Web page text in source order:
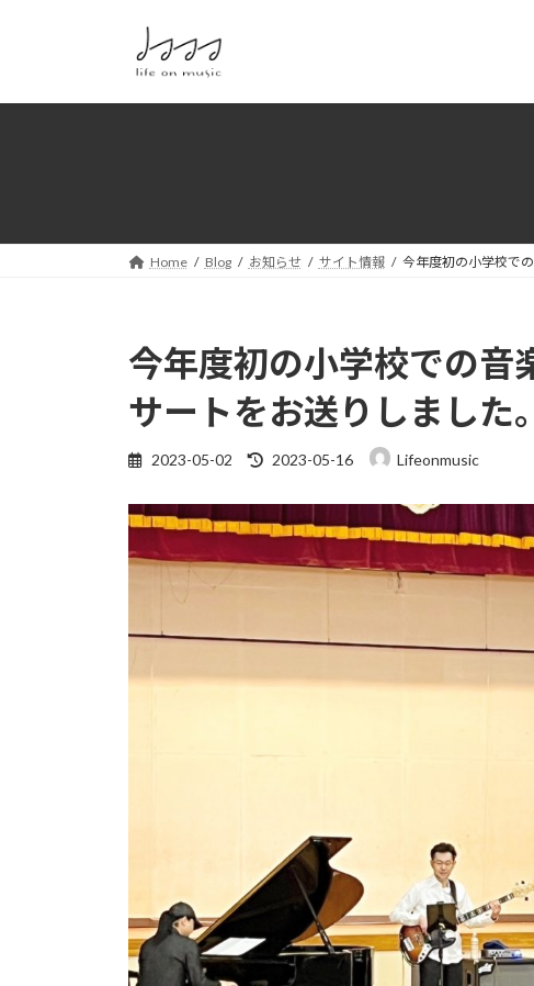
プ
動
Home Blog お知らせ サイト情報 今年度初の小学校で
今年度初の小学校での音
サートをお送りしました。
2023-05-02
最
新
日
時
2023-05-16 Lifeonmusic